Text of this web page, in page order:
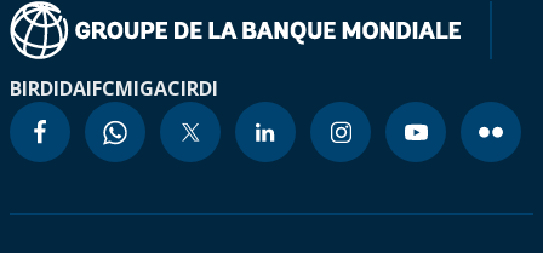
BIRDIDAIFCMIGACIRDI